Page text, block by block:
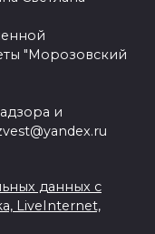
"Морозовский
и
данных с
LiveInternet,